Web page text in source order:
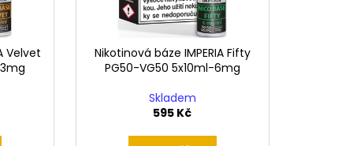
Velvet
Nikotinová báze IMPERIA Fifty
PG50-VG50 5x10ml-6mg
Skladem
595 Kč